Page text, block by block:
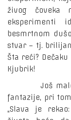
živog čoveka
eksperimenti
besmrtnom
stvar – tj.
Šta reći?
Kjubrik!
Još malo
fantazije, pri
„Slava je